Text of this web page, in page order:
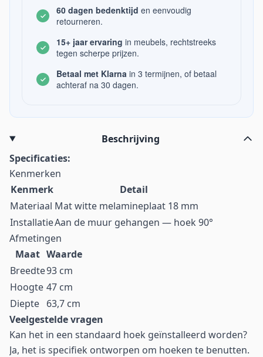
60 dagen bedenktijd en eenvoudig
retourneren.
15+ jaar ervaring in meubels, rechtstreeks
tegen scherpe prijzen.
Betaal met Klarna in 3 termijnen, of betaal
achteraf na 30 dagen.
Beschrijving
Specificaties:
Kenmerken
Kenmerk
Detail
Materiaal Mat witte melamineplaat 18 mm
InstallatieAan de muur gehangen — hoek 90°
Afmetingen
Maat Waarde
Breedte93 cm
Hoogte 47 cm
Diepte 63,7 cm
Veelgestelde vragen
Kan het in een standaard hoek geïnstalleerd worden?
Ja, het is specifiek ontworpen om hoeken te benutten.